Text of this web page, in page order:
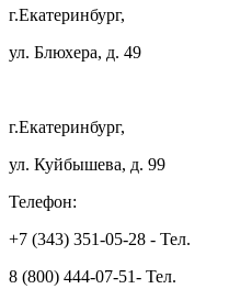
г.Екатеринбург,
ул. Блюхера, д. 49
г.Екатеринбург,
ул. Куйбышева, д. 99
Телефон:
+7 (343) 351-05-28 - Тел.
8 (800) 444-07-51- Тел.